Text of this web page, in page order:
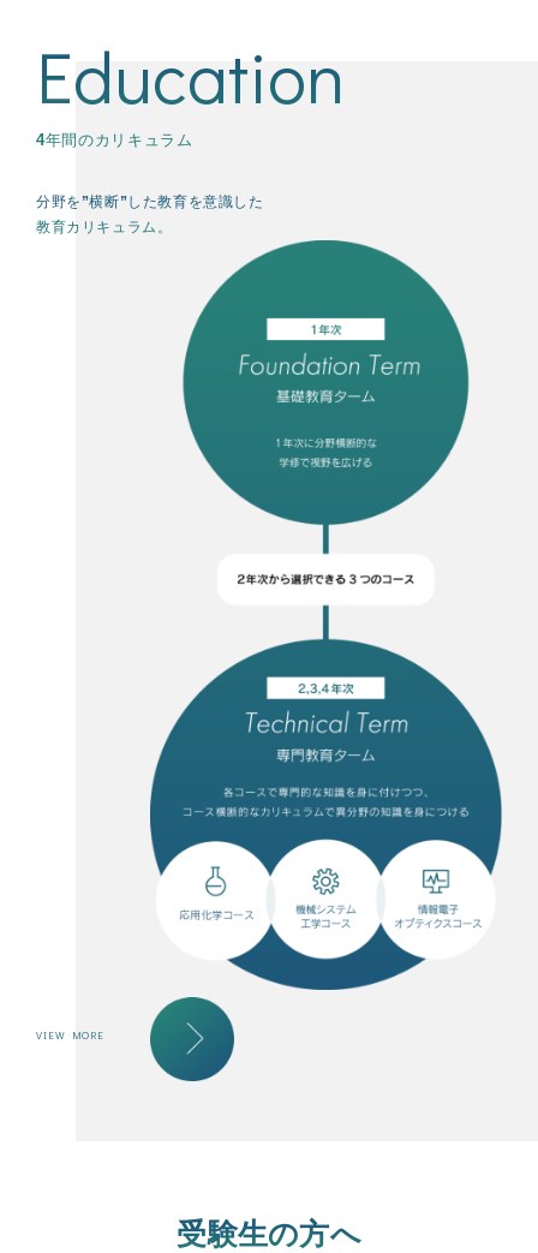
Education
4年間のカリキュラム
分野を”横断”した教育を意識した
教育カリキュラム。
VIEW MORE
受験生の方へ